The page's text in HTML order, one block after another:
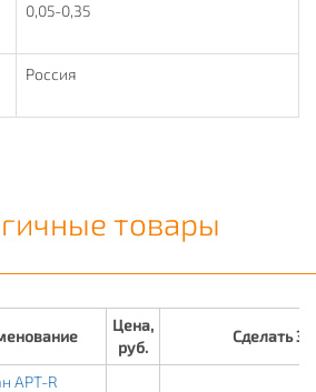
0,05-0,35
Россия
товары
Цена,
руб.
Сделать
APT-R